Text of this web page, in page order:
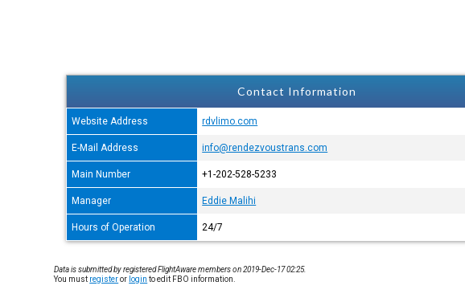
Contact Information
Website Address rdvlimo.com
E-Mail Address info@rendezvoustrans.com
Main Number +1-202-528-5233
Manager Eddie Malihi
Hours of Operation 24/7
Data is submitted by registered FlightAware members on 2019-Dec-17 02:25.
You must registeror login to edit FBO information.